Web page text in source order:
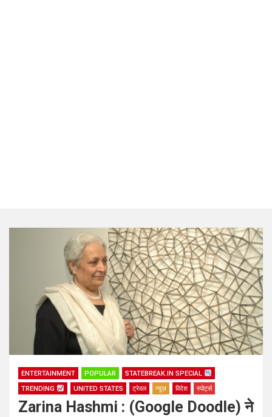
ENTERTAINMENT POPULAR
STATEBREAK.IN SPECIAL
TRENDING
UNITED STATES ट्रेवल न्यूज़ विदेश स्पोर्ट्स
Zarina Hashmi : (Google Doodle) ने